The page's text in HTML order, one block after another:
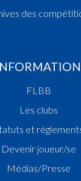
des
FLBB
Les clubs
et
Devenir joueur/se
Médias/Presse